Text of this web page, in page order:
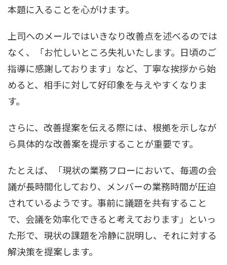
本題に入ることを心がけます。
上司へのメールではいきなり改善点を述べるのでは
なく、「お忙しいところ失礼いたします。日頃のご
指導に感謝しております」など、丁寧な挨拶から始
めると、相手に対して好印象を与えやすくなりま
す。
さらに、改善提案を伝える際には、根拠を示しなが
ら具体的な改善案を提示することが重要です。
たとえば、「現状の業務フローにおいて、毎週の会
議が長時間化しており、メンバーの業務時間が圧迫
されているようです。事前に議題を共有すること
で、会議を効率化できると考えております」といっ
た形で、現状の課題を冷静に説明し、それに対する
解決策を提案します。